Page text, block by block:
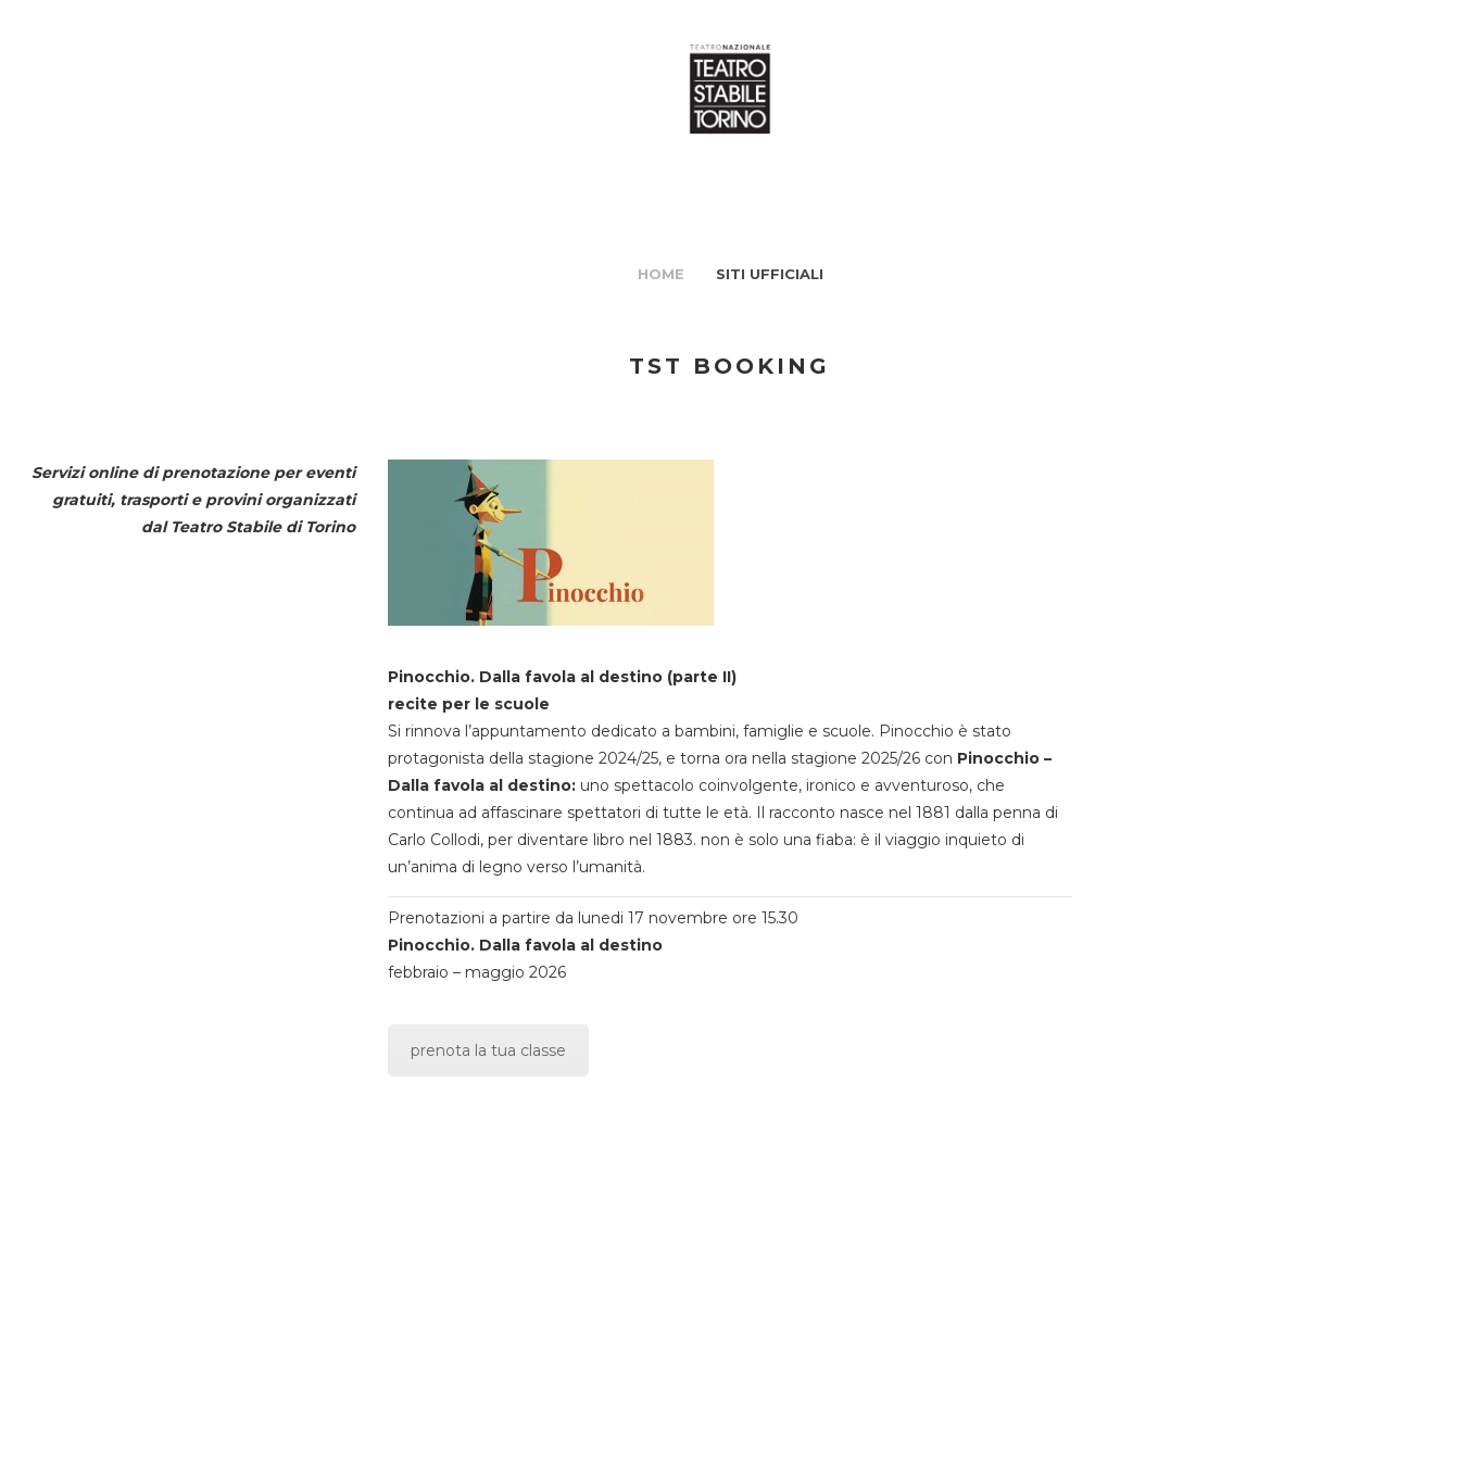
HOME SITI UFFICIALI
TST BOOKING
Servizi online di prenotazione per eventi
gratuiti, trasporti e provini organizzati
dal Teatro Stabile di Torino
Pinocchio. Dalla favola al destino (parte II)
recite per le scuole
Si rinnova l’appuntamento dedicato a bambini, famiglie e scuole. Pinocchio è stato
protagonista della stagione 2024/25, e torna ora nella stagione 2025/26 con Pinocchio –
Dalla favola al destino:uno spettacolo coinvolgente, ironico e avventuroso, che
continua ad affascinare spettatori di tutte le età. Il racconto nasce nel 1881 dalla penna di
Carlo Collodi, per diventare libro nel 1883. non è solo una fiaba: è il viaggio inquieto di
un’anima di legno verso l’umanità.
Prenotazioni a partire da lunedi 17 novembre ore 15.30
Pinocchio. Dalla favola al destino
febbraio – maggio 2026
prenota la tua classe